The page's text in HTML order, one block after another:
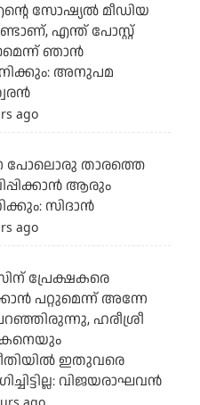
സോഷ്യല്‍ മീഡിയ
എന്ത് പോസ്റ്റ്
ഞാന്‍
അനുപമ
ago
താരത്തെ
ആരും
സിദാന്‍
ago
പ്രേക്ഷകരെ
പറ്റുമെന്ന് അന്നേ
ഹരീശ്രീ
ഇതുവരെ
വിജയരാഘവന്‍